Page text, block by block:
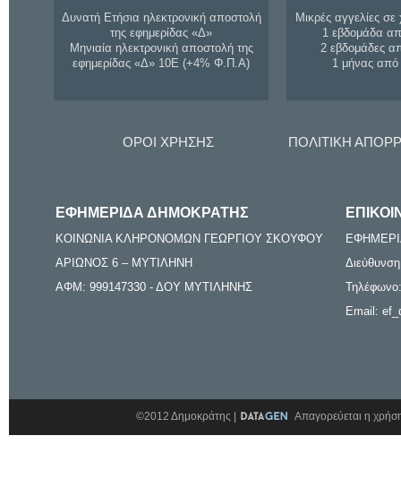
Δυνατή Ετήσια ηλεκτρονική αποστολή
της εφημερίδας «Δ»
Μηνιαία ηλεκτρονική αποστολή της
εφημερίδας «Δ» 10Ε (+4% Φ.Π.Α)
Μικρές αγγελίες σε
1 εβδομάδα
2 εβδομάδες
1 μήνας
ΟΡΟΙ ΧΡΗΣΗΣ ΠΟΛΙΤΙΚΗ
ΕΦΗΜΕΡΙΔΑ ΔΗΜΟΚΡΑΤΗΣ
ΚΟΙΝΩΝΙΑ ΚΛΗΡΟΝΟΜΩΝ ΓΕΩΡΓΙΟΥ ΣΚΟΥΦΟΥ
ΑΡΙΩΝΟΣ 6 – ΜΥΤΙΛΗΝΗ
ΑΦΜ: 999147330 - ΔΟΥ ΜΥΤΙΛΗΝΗΣ
Email:
©2012 Δημοκράτης | Απαγορεύεται η